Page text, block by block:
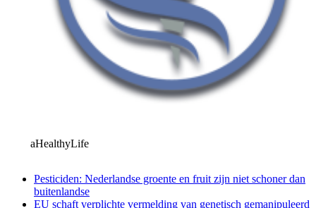
aHealthyLife
Pesticiden: Nederlandse groente en fruit zijn niet schoner dan
buitenlandse
EU schaft verplichte vermelding van genetisch gemanipuleerd